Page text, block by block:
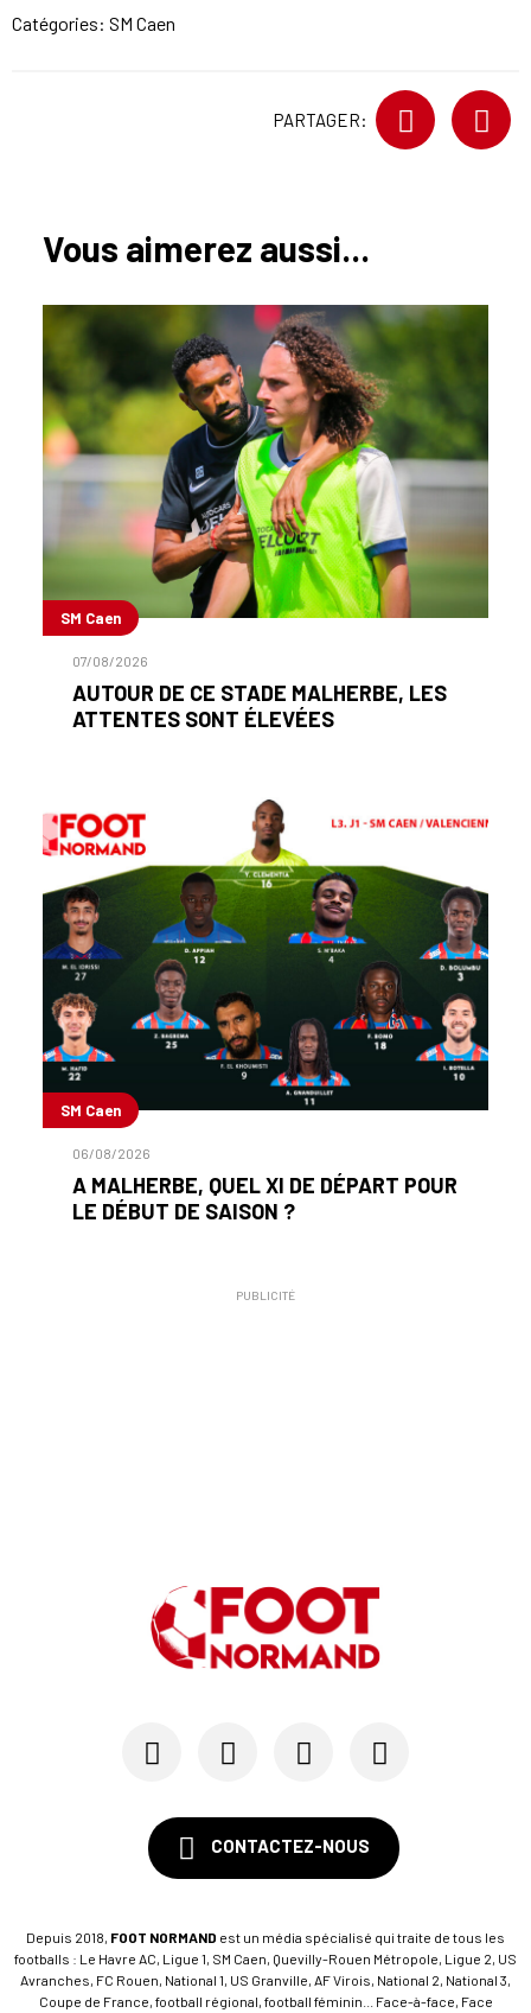
Catégories: SM Caen
PARTAGER:
Vous aimerez aussi...
SM Caen
07/08/2026
AUTOUR DE CE STADE MALHERBE, LES
ATTENTES SONT ÉLEVÉES
SM Caen
06/08/2026
A MALHERBE, QUEL XI DE DÉPART POUR
LE DÉBUT DE SAISON ?
PUBLICITÉ
CONTACTEZ-NOUS
Depuis 2018, FOOT NORMAND est un média spécialisé qui traite de tous les
footballs : Le Havre AC, Ligue 1, SM Caen, Quevilly-Rouen Métropole, Ligue 2, US
Avranches, FC Rouen, National 1, US Granville, AF Virois, National 2, National 3,
Coupe de France, football régional, football féminin... Face-à-face, Face